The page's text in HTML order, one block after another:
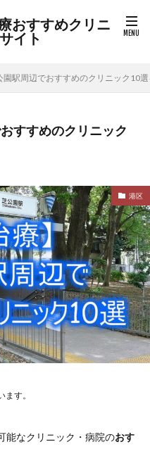
療おすすめクリニ
イト
園駅周辺でおすすめのクリニック10
すすめのクリニック
港区
す。
能なクリニック・病院のおす